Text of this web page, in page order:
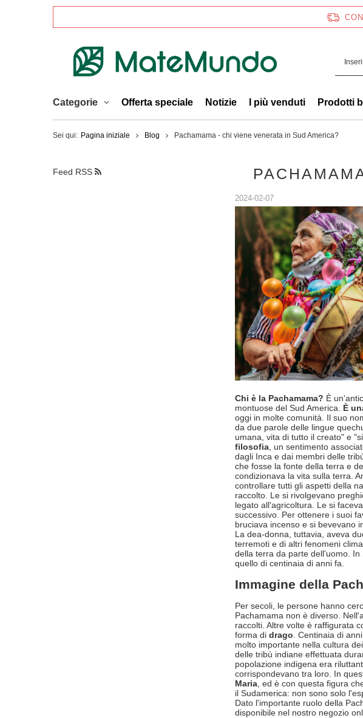
Categorie Offerta speciale Notizie I più venduti Prodotti
Sei qui: Pagina iniziale Blog Pachamama - chi viene venerata in Sud America?
Feed RSS
2024-02-07
Chi è la Pachamama? È
montuose del Sud America. È
oggi in molte comunità. Il suo
da due parole delle lingue
umana, vita di tutto il creato" e
filosofia , un sentimento
dagli Inca e dai membri delle
che fosse la fonte della terra e
condizionava la vita sulla terra.
controllare tutti gli aspetti della
raccolto. Le si rivolgevano
legato all'agricoltura. Le si
successivo. Per ottenere i suoi
bruciava incenso e si bevevano
La dea-donna, tuttavia, aveva
terremoti e di altri fenomeni
della terra da parte dell'uomo.
quello di centinaia di anni fa.
Immagine della
Per secoli, le persone hanno
Pachamama non è diverso.
raccolti. Altre volte è raffigurata
forma di drago . Centinaia di
molto importante nella cultura
delle tribù indiane effettuata
popolazione indigena era
corrispondevano tra loro. In
Maria , ed è con questa figura
il Sudamerica: non sono solo
Dato l'importante ruolo della
disponibile nel nostro negozio